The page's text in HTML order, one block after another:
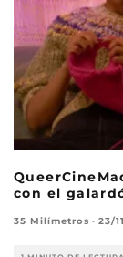
con el
35 Milímetros · 23/